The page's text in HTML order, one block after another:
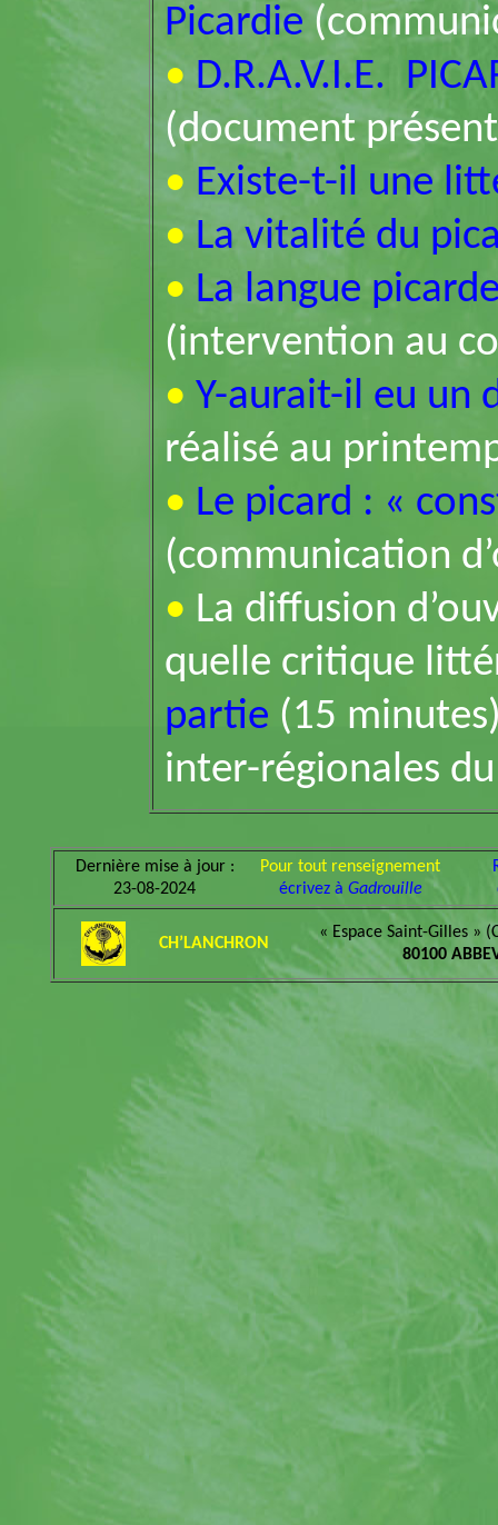
Picardie
• D.R.A.V.I.E.
(document
• Existe-t-il une
• La vitalité du
• La langue
(intervention au
• Y-aurait-il eu un
réalisé au
• Le picard : «
(communication
• La diffusion
quelle critique
partie (15
inter-régionales
Dernière mise à jour :
23-08-2024
Pour tout renseignement
écrivez à Gadrouille
CH’LANCHRON
« Espace Saint-Gilles »
80100